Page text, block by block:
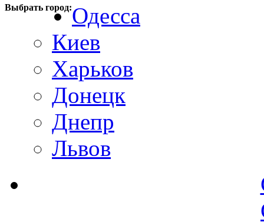
Выбрать город:Одесса
Киев
Харьков
Донецк
Днепр
Львов